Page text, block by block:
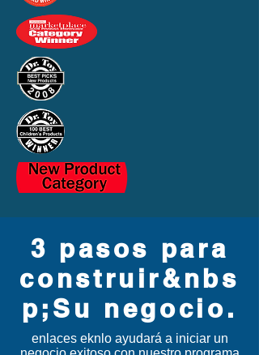
3 pasos para
construir&nbs
p;Su negocio.
enlaces ekn lo ayudará a iniciar un